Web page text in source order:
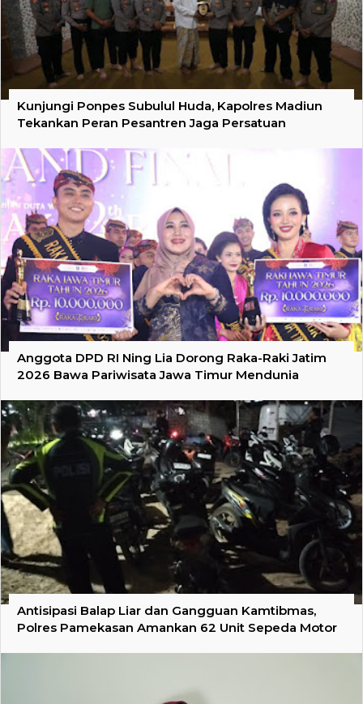
Kunjungi Ponpes Subulul Huda, Kapolres Madiun
Tekankan Peran Pesantren Jaga Persatuan
Anggota DPD RI Ning Lia Dorong Raka-Raki Jatim
2026 Bawa Pariwisata Jawa Timur Mendunia
Antisipasi Balap Liar dan Gangguan Kamtibmas,
Polres Pamekasan Amankan 62 Unit Sepeda Motor